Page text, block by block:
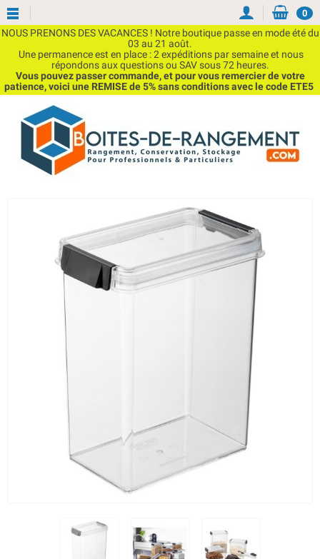
NOUS PRENONS DES VACANCES ! Notre boutique passe en mode été du
03 au 21 août.
Une permanence est en place : 2 expéditions par semaine et nous
répondons aux questions ou SAV sous 72 heures.
Vous pouvez passer commande, et pour vous remercier de votre
patience, voici une REMISE de 5% sans conditions avec le code ETE5
0